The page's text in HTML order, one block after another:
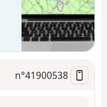
n°41900538